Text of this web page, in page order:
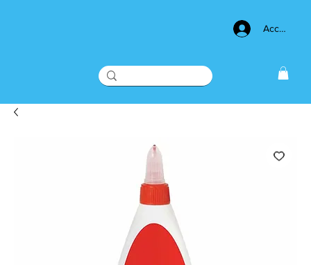
Acceso